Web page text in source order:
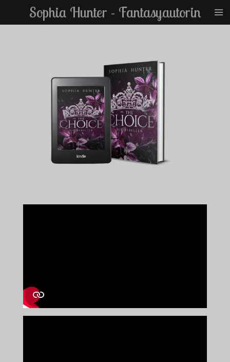
Hauptinhalt
Sophia Hunter - Fantasyautorin